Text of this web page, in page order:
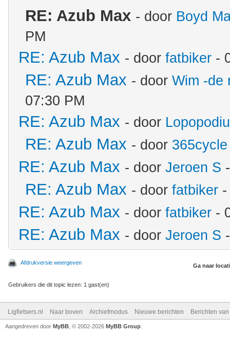
RE: Azub Max - door Boyd
PM
RE: Azub Max - door fatbiker -
RE: Azub Max - door Wim -de
07:30 PM
RE: Azub Max - door
RE: Azub Max - door 365cycle
RE: Azub Max - door Jeroen S
RE: Azub Max - door fatbiker
RE: Azub Max - door fatbiker -
RE: Azub Max - door Jeroen S
Afdrukversie weergeven Ga naar
Gebruikers die dit topic lezen: 1 gast(en)
Ligfietsers.nl Naar boven Archiefmodus Nieuwe berichten Berichten
Aangedreven door MyBB , © 2002-2026 MyBB Group